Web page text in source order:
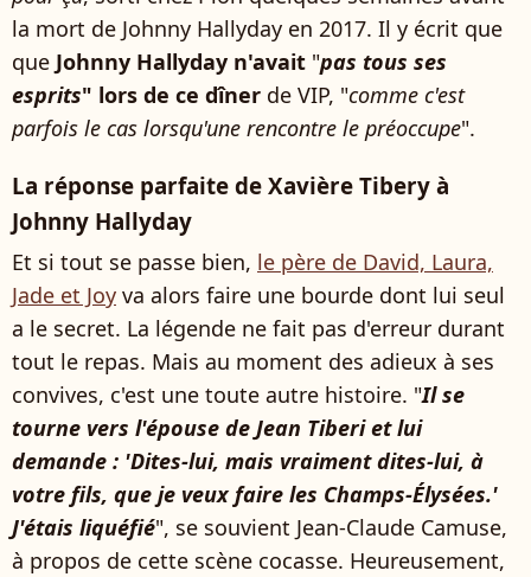
la mort de Johnny Hallyday en 2017. Il y écrit que
que Johnny Hallyday n'avait "pas tous ses
esprits" lors de ce dîner de VIP, "comme c'est
parfois le cas lorsqu'une rencontre le préoccupe".
La réponse parfaite de Xavière Tibery à
Johnny Hallyday
Et si tout se passe bien, le père de David, Laura,
Jade et Joy va alors faire une bourde dont lui seul
a le secret. La légende ne fait pas d'erreur durant
tout le repas. Mais au moment des adieux à ses
convives, c'est une toute autre histoire. "Il se
tourne vers l'épouse de Jean Tiberi et lui
demande : 'Dites-lui, mais vraiment dites-lui, à
votre fils, que je veux faire les Champs-Élysées.'
J'étais liquéfié", se souvient Jean-Claude Camuse,
à propos de cette scène cocasse. Heureusement,